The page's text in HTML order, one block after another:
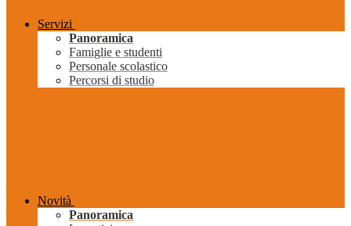
Servizi
Panoramica
Famiglie e studenti
Personale scolastico
Percorsi di studio
Novità
Panoramica